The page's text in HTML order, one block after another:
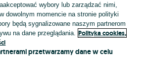
przez konto Google
LUB
wybory lub zarządzać nimi,
dowolnym momencie na stronie polityki
będą sygnalizowane naszym partnerom
na dane przeglądania.
Polityka cookies,
przetwarzamy dane w celu